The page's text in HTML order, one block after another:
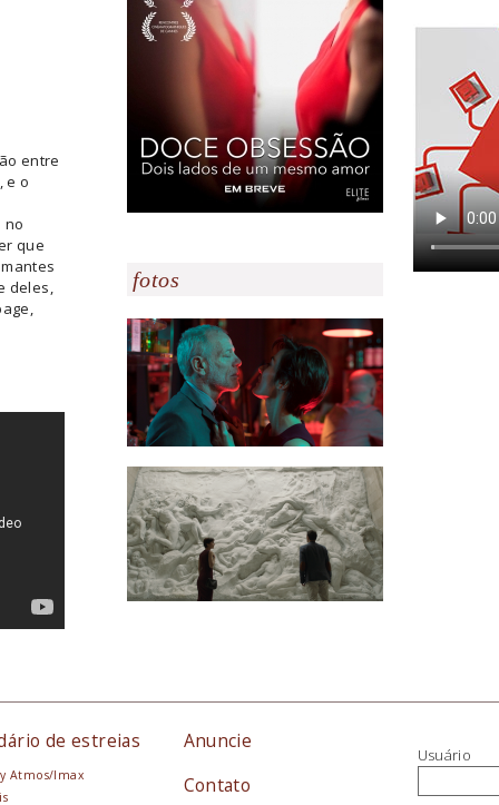
entre
e o
no
que
deles,
fotos
de estreias
Atmos/Imax
Anuncie
Contato
Usuário